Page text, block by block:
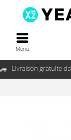
Livraison gratuite
Menu